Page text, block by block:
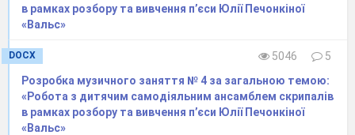
в рамках розбору та вивчення п’єси Юлії Печонкіної
«Вальс»
DOCX 5046
5
Розробка музичного заняття № 4 за загальною темою:
«Робота з дитячим самодіяльним ансамблем скрипалів
в рамках розбору та вивчення п’єси Юлії Печонкіної
«Вальс»